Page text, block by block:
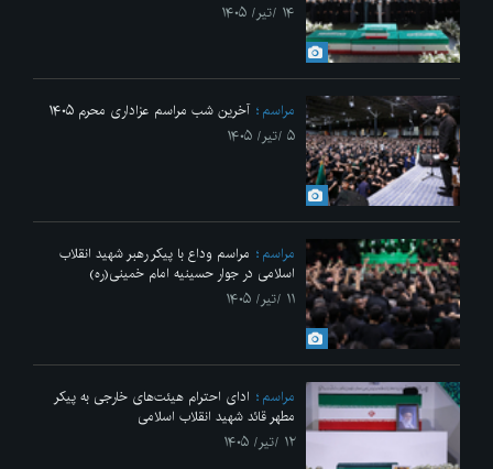
۱۴ /تیر/ ۱۴۰۵
مراسم
آخرین شب مراسم عزاداری محرم ۱۴۰۵
۵ /تیر/ ۱۴۰۵
مراسم
مراسم وداع با پیکر رهبر شهید انقلاب
اسلامی در جوار حسینیه امام خمینی(ره)
۱۱ /تیر/ ۱۴۰۵
مراسم
ادای احترام هیئت‌های خارجی به پیکر
مطهر قائد شهید انقلاب اسلامی
۱۲ /تیر/ ۱۴۰۵